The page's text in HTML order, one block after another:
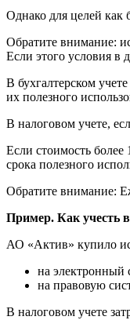
Однако для целей как
Обратите внимание:
Если этого условия в
В бухгалтерском
их полезного
В налоговом учете,
Если стоимость
срока полезного
Обратите внимание:
Пример. Как учесть
АО «Актив» купило
на электронный
на правовую
В налоговом учете